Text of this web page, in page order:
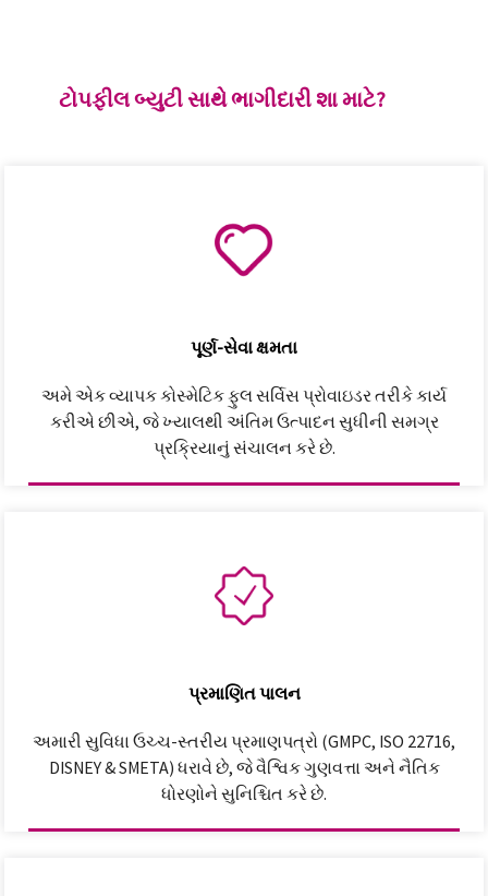
ટોપફીલ બ્યુટી સાથે ભાગીદારી શા માટે?
પૂર્ણ-સેવા ક્ષમતા
અમે એક વ્યાપક કોસ્મેટિક ફુલ સર્વિસ પ્રોવાઇડર તરીકે કાર્ય
કરીએ છીએ, જે ખ્યાલથી અંતિમ ઉત્પાદન સુધીની સમગ્ર
પ્રક્રિયાનું સંચાલન કરે છે.
પ્રમાણિત પાલન
અમારી સુવિધા ઉચ્ચ-સ્તરીય પ્રમાણપત્રો (GMPC, ISO 22716,
DISNEY & SMETA) ધરાવે છે, જે વૈશ્વિક ગુણવત્તા અને નૈતિક
ધોરણોને સુનિશ્ચિત કરે છે.